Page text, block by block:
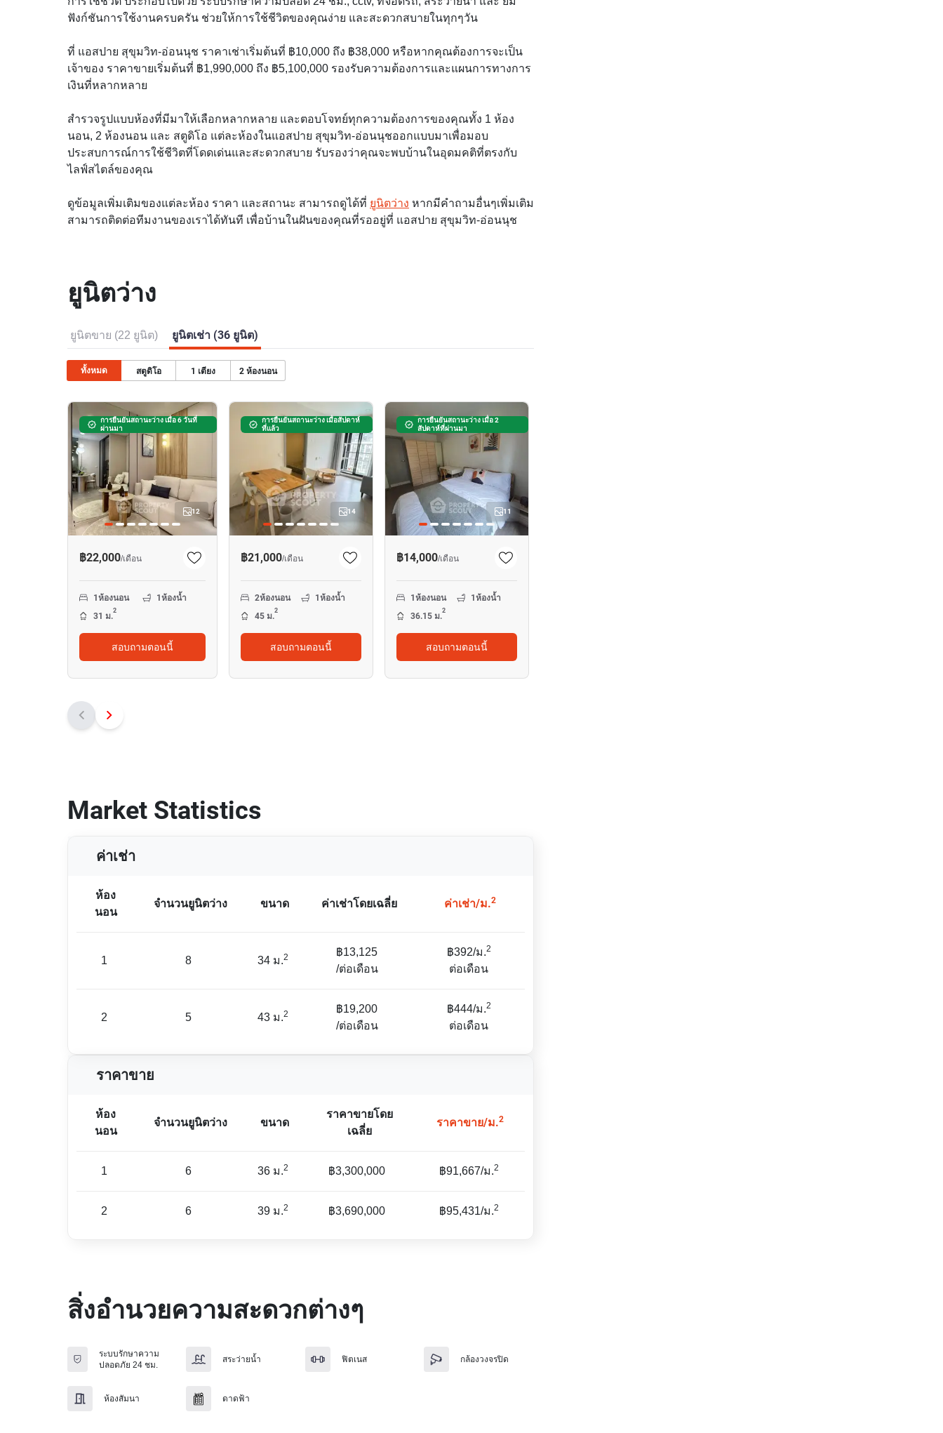
ฟังก์ชันการใช้งานครบครัน ช่วยให้การใช้ชีวิตของคุณง่าย และสะดวกสบายในทุกๆวัน
ที่ แอสปาย สุขุมวิท-อ่อนนุช ราคาเช่าเริ่มต้นที่ ฿10,000 ถึง ฿38,000 หรือหากคุณต้องการจะเป็น
เจ้าของ ราคาขายเริ่มต้นที่ ฿1,990,000 ถึง ฿5,100,000 รองรับความต้องการและแผนการทางการ
เงินที่หลากหลาย
สำรวจรูปแบบห้องที่มีมาให้เลือกหลากหลาย และตอบโจทย์ทุกความต้องการของคุณทั้ง 1 ห้อง
นอน, 2 ห้องนอน และ สตูดิโอ แต่ละห้องในแอสปาย สุขุมวิท-อ่อนนุชออกแบบมาเพื่อมอบ
ประสบการณ์การใช้ชีวิตที่โดดเด่นและสะดวกสบาย รับรองว่าคุณจะพบบ้านในอุดมคติที่ตรงกับ
ไลฟ์สไตล์ของคุณ
ดูข้อมูลเพิ่มเติมของแต่ละห้อง ราคา และสถานะ สามารถดูได้ที่ ยูนิตว่าง หากมีคำถามอื่นๆเพิ่มเติม
สามารถติดต่อทีมงานของเราได้ทันที เพื่อบ้านในฝันของคุณที่รออยู่ที่ แอสปาย สุขุมวิท-อ่อนนุช
ยูนิตว่าง
ยูนิตขาย (22 ยูนิต) ยูนิตเช่า (36 ยูนิต)
ทั้งหมด สตูดิโอ 1 เตียง 2 ห้องนอน
การยืนยันสถานะว่าง เมื่อ 6 วันที่
ผ่านมา
12
฿22,000/เดือน
1 ห้องนอน 1 ห้องน้ำ
31 ม.
2
สอบถามตอนนี้
การยืนยันสถานะว่าง เมื่อสัปดาห์
ที่แล้ว
14
฿21,000/เดือน
2ห้องนอน 1 ห้องน้ำ
45 ม.
2
สอบถามตอนนี้
การยืนยันสถานะว่าง เมื่อ 2
สัปดาห์ที่ผ่านมา
11
฿14,000/เดือน
1 ห้องนอน 1 ห้องน้ำ
36.15 ม.
2
สอบถามตอนนี้
Market Statistics
ค่าเช่า
ห้อง
นอน
จำนวนยูนิตว่าง ขนาด ค่าเช่าโดยเฉลี่ย ค่าเช่า/ม.2
1 8 34 ม.2
฿13,125
/ต่อเดือน
฿392/ม.2
ต่อเดือน
2 5 43 ม.2
฿19,200
/ต่อเดือน
฿444/ม.2
ต่อเดือน
ราคาขาย
ห้อง
นอน
จำนวนยูนิตว่าง ขนาด
ราคาขายโดย
เฉลี่ย
ราคาขาย/ม.2
1 6 36 ม.2 ฿3,300,000 ฿91,667/ม.2
2 6 39 ม.2 ฿3,690,000 ฿95,431/ม.2
สิ่งอำนวยความสะดวกต่างๆ
ระบบรักษาความ
ปลอดภัย 24 ชม.
สระว่ายน้ำ ฟิตเนส กล้องวงจรปิด
ห้องสัมนา ดาดฟ้า